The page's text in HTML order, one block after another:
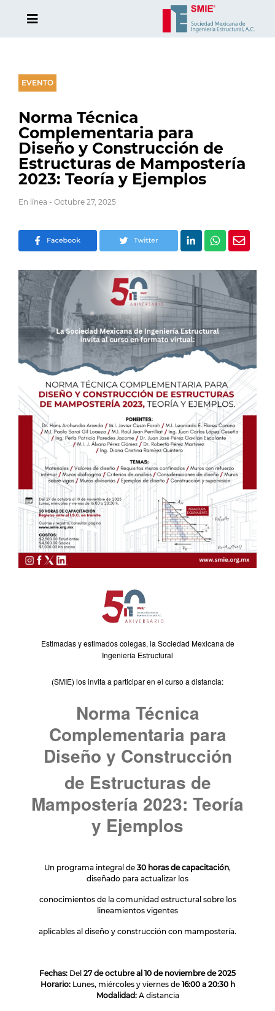
EVENTO
Norma Técnica
Complementaria para
Diseño y Construcción de
Estructuras de Mampostería
2023: Teoría y Ejemplos
En línea - Octubre 27, 2025
Estimadas y estimados colegas, la Sociedad Mexicana de
Ingeniería Estructural
(SMIE) los invita a participar en el curso a distancia:
Norma Técnica
Complementaria para
Diseño y Construcción
de Estructuras de
Mampostería 2023: Teoría
y Ejemplos
Un programa integral de 30 horas de capacitación,
diseñado para actualizar los
conocimientos de la comunidad estructural sobre los
lineamientos vigentes
aplicables al diseño y construcción con mampostería.
Fechas: Del 27 de octubre al 10 de noviembre de 2025
Horario:Lunes, miércoles y viernes de 16:00 a 20:30 h
Modalidad:A distancia